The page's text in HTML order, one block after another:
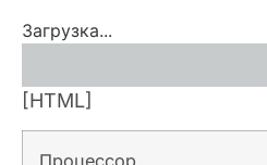
Загрузка...
[HTML]
Процессор